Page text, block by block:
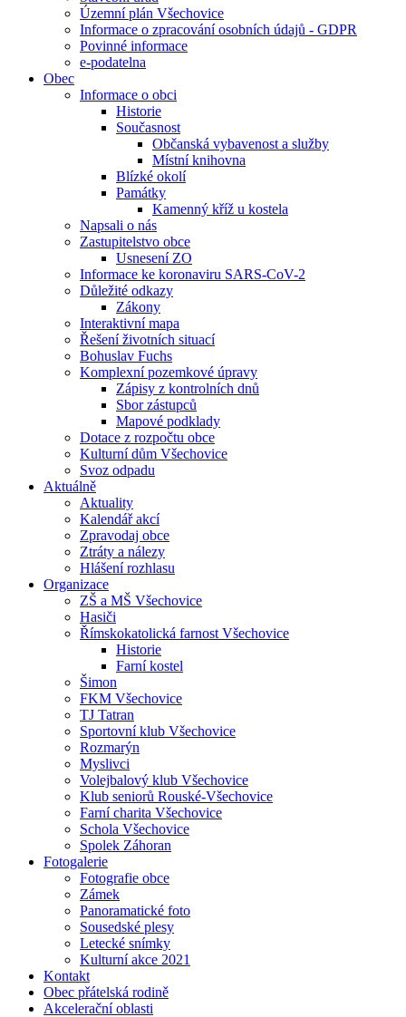
Územní plán Všechovice
Informace o zpracování osobních údajů - GDPR
Povinné informace
e-podatelna
Obec
Informace o obci
Historie
Současnost
Občanská vybavenost a služby
Místní knihovna
Blízké okolí
Památky
Kamenný kříž u kostela
Napsali o nás
Zastupitelstvo obce
Usnesení ZO
Informace ke koronaviru SARS-CoV-2
Důležité odkazy
Zákony
Interaktivní mapa
Řešení životních situací
Bohuslav Fuchs
Komplexní pozemkové úpravy
Zápisy z kontrolních dnů
Sbor zástupců
Mapové podklady
Dotace z rozpočtu obce
Kulturní dům Všechovice
Svoz odpadu
Aktuálně
Aktuality
Kalendář akcí
Zpravodaj obce
Ztráty a nálezy
Hlášení rozhlasu
Organizace
ZŠ a MŠ Všechovice
Hasiči
Římskokatolická farnost Všechovice
Historie
Farní kostel
Šimon
FKM Všechovice
TJ Tatran
Sportovní klub Všechovice
Rozmarýn
Myslivci
Volejbalový klub Všechovice
Klub seniorů Rouské-Všechovice
Farní charita Všechovice
Schola Všechovice
Spolek Záhoran
Fotogalerie
Fotografie obce
Zámek
Panoramatické foto
Sousedské plesy
Letecké snímky
Kulturní akce 2021
Kontakt
Obec přátelská rodině
Akcelerační oblasti